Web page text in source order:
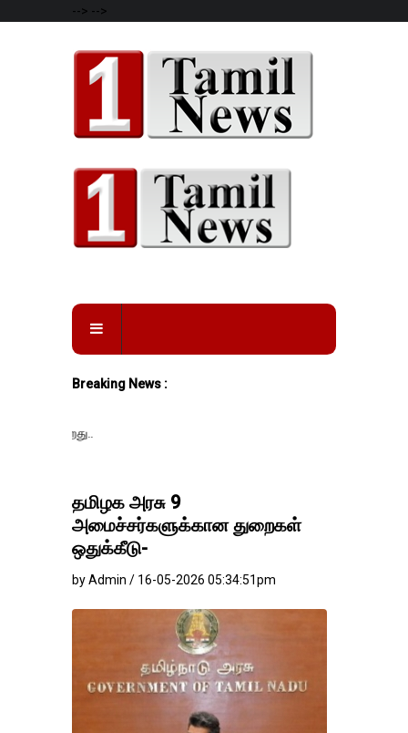
--> -->
Breaking News :
தமிழக அரசு 9
அமைச்சர்களுக்கான துறைகள்
ஒதுக்கீடு-
by Admin / 16-05-2026 05:34:51pm